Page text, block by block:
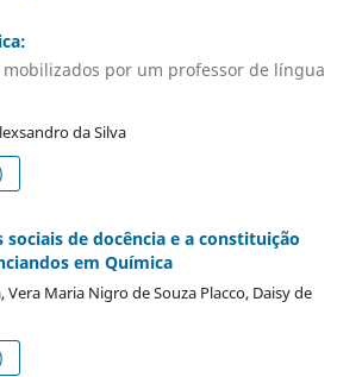
por um professor de língua
da Silva
sociais de docência e a constituição
em Química
Maria Nigro de Souza Placco, Daisy de